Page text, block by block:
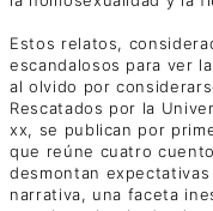
Estos relatos,
escandalosos para ver
al olvido por
Rescatados por la
xx, se publican por
que reúne cuatro
desmontan
narrativa, una faceta